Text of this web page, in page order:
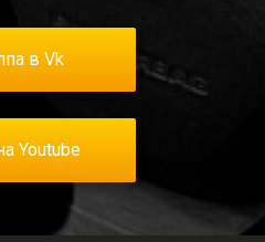
в Vk
Youtube